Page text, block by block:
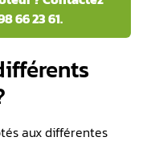
66 23 61.
aux différentes